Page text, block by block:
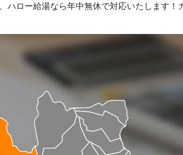
ロー給湯なら年中無休で対応いたします！